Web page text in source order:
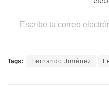
Escribe tu correo electrónico…
Tags: Fernando Jiménez